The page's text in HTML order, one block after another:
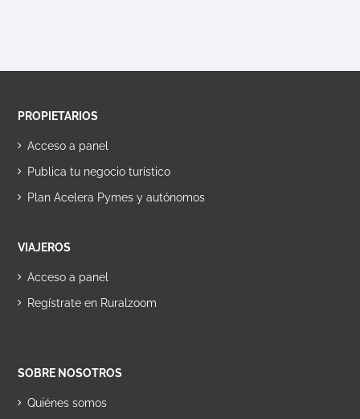
PROPIETARIOS
Acceso a panel
Publica tu negocio turístico
Plan Acelera Pymes y autónomos
VIAJEROS
Acceso a panel
Regístrate en Ruralzoom
SOBRE NOSOTROS
Quiénes somos